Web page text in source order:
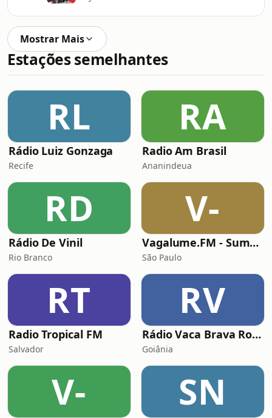
Mostrar Mais
Estações semelhantes
RL
Rádio Luiz Gonzaga
Recife
RA
Radio Am Brasil
Ananindeua
RD
Rádio De Vinil
Rio Branco
V-
Vagalume.FM - Summer
São Paulo
RT
Radio Tropical FM
Salvador
RV
Rádio Vaca Brava Rock
Goiânia
V- SN